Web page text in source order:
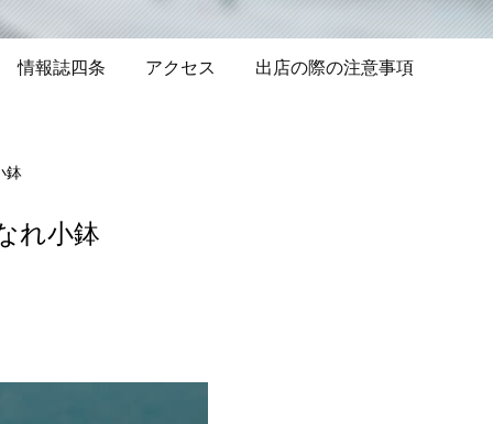
情報誌四条 アクセス 出店の際の注意事項
鉢
れ小鉢